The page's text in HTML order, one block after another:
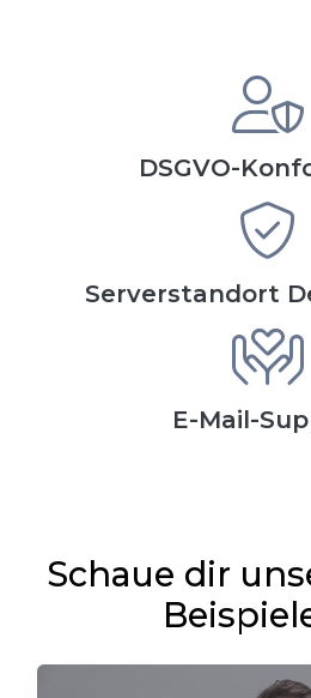
DSGVO-
Serverstandort
E-Mail-
Schaue dir